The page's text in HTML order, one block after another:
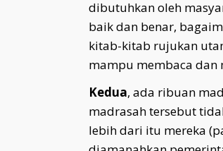
dibutuhkan oleh
baik dan benar,
kitab-kitab rujukan
mampu membaca dan
Kedua, ada ribuan
madrasah tersebut
lebih dari itu mereka